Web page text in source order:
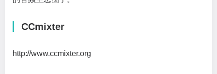
CCmixter
http://www.ccmixter.org